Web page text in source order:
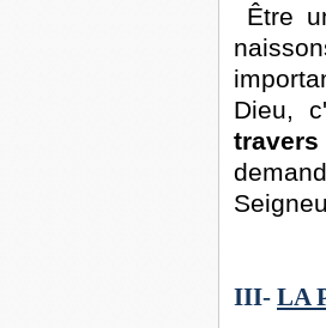
Être
Dieu,
III- LA